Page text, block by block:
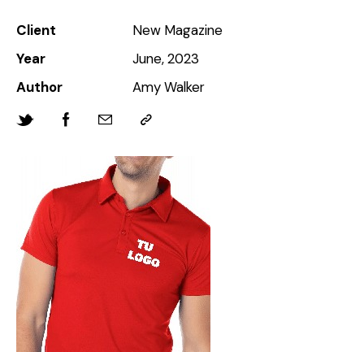
Client
New Magazine
Year
June, 2023
Author
Amy Walker